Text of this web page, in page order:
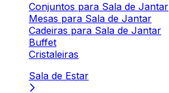
Conjuntos para Sala de Jantar
Mesas para Sala de Jantar
Cadeiras para Sala de Jantar
Buffet
Cristaleiras
Sala de Estar